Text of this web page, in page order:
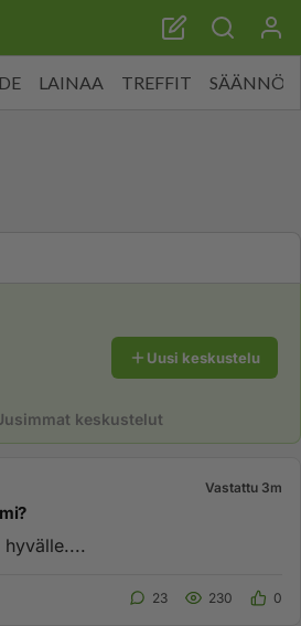
LAINAA TREFFIT SÄÄNNÖT
Uusi keskustelu
keskustelut
Vastattu 3m
23 230 0